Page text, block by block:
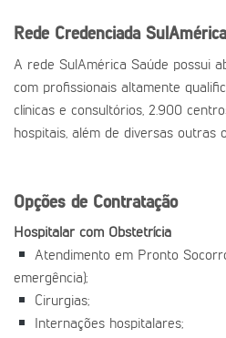
Rede Credenciada
A rede SulAmérica Saúde possui
com profissionais altamente
clínicas e consultórios, 2.900
hospitais, além de diversas outras
Opções de Contratação
Hospitalar com Obstetrícia
Atendimento em Pronto
emergência);
Cirurgias;
Internações hospitalares;